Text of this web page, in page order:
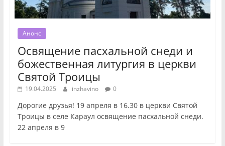
Анонс
Освящение пасхальной снеди и
божественная литургия в церкви
Святой Троицы
19.04.2025 inzhavino 0
Дорогие друзья! 19 апреля в 16.30 в церкви Святой
Троицы в селе Караул освящение пасхальной снеди.
22 апреля в 9